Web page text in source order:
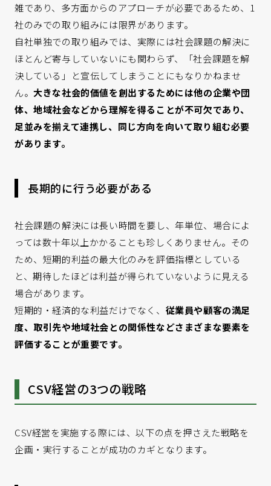
雑であり、多方面からのアプローチが必要であるため、1
社のみでの取り組みには限界があります。
自社単独での取り組みでは、実際には社会課題の解決に
ほとんど寄与していないにも関わらず、「社会課題を解
決している」と宣伝してしまうことにもなりかねませ
ん。大きな社会的価値を創出するためには他の企業や団
体、地域社会などから理解を得ることが不可欠であり、
足並みを揃えて連携し、同じ方向を向いて取り組む必要
があります。
長期的に行う必要がある
社会課題の解決には長い時間を要し、年単位、場合によ
っては数十年以上かかることも珍しくありません。その
ため、短期的利益の最大化のみを評価指標としている
と、期待したほどは利益が得られていないように見える
場合があります。
短期的・経済的な利益だけでなく、 従業員や顧客の満足
度、取引先や地域社会との関係性などさまざまな要素を
評価することが重要です。
CSV経営の3つの戦略
CSV経営を実施する際には、以下の点を押さえた戦略を
企画・実行することが成功のカギとなります。